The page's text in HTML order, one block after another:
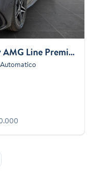
MERCEDES C SW 300 de phev AMG Line Premium Plus auto
Automatico